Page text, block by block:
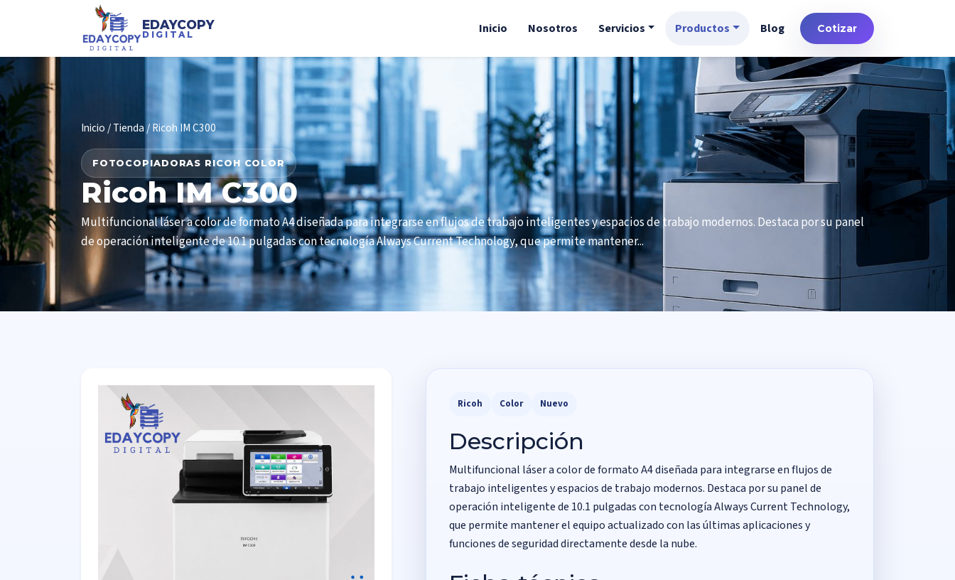
EDAYCOPY
DIGITAL Inicio Nosotros Servicios Productos Blog Cotizar
Inicio/Tienda/ Ricoh IM C300
FOTOCOPIADORAS RICOH COLOR
Ricoh IM C300
Multifuncional láser a color de formato A4 diseñada para integrarse en flujos de trabajo inteligentes y espacios de trabajo modernos. Destaca por su panel
de operación inteligente de 10.1 pulgadas con tecnología Always Current Technology, que permite mantener...
Ricoh Color Nuevo
Descripción
Multifuncional láser a color de formato A4 diseñada para integrarse en flujos de
trabajo inteligentes y espacios de trabajo modernos. Destaca por su panel de
operación inteligente de 10.1 pulgadas con tecnología Always Current Technology,
que permite mantener el equipo actualizado con las últimas aplicaciones y
funciones de seguridad directamente desde la nube.